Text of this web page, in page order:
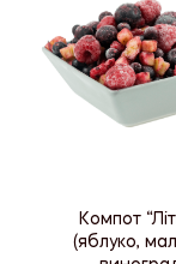
Компот
(яблуко,